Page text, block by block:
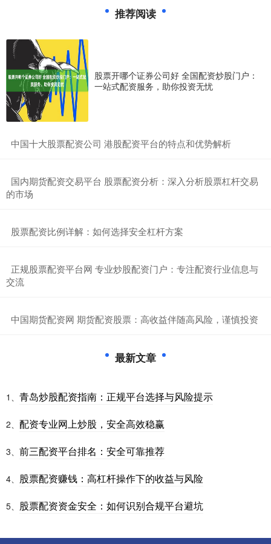
推荐阅读
股票开哪个证券公司好 全国配资炒股门户：
一站式配资服务，助你投资无忧
​中国十大股票配资公司 港股配资平台的特点和优势解析
​国内期货配资交易平台 股票配资分析：深入分析股票杠杆交易
的市场
​股票配资比例详解：如何选择安全杠杆方案
​正规股票配资平台网 专业炒股配资门户：专注配资行业信息与
交流
​中国期货配资网 期货配资股票：高收益伴随高风险，谨慎投资
最新文章
1、 青岛炒股配资指南：正规平台选择与风险提示
2、 配资专业网上炒股，安全高效稳赢
3、 前三配资平台排名：安全可靠推荐
4、 股票配资赚钱：高杠杆操作下的收益与风险
5、 股票配资资金安全：如何识别合规平台避坑